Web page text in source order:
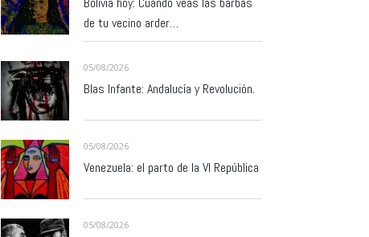
de tu vecino arder…
05/08/2026
Blas Infante: Andalucía y Revolución.
05/08/2026
Venezuela: el parto de la VI República
05/08/2026